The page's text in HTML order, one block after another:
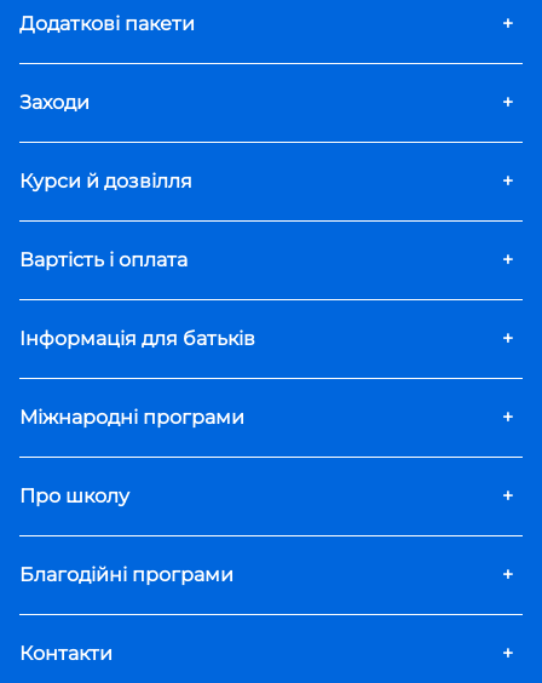
Додаткові пакети +
Заходи +
Курси й дозвілля +
Вартість і оплата +
Інформація для батьків +
Міжнародні програми +
Про школу +
Благодійні програми +
Контакти +